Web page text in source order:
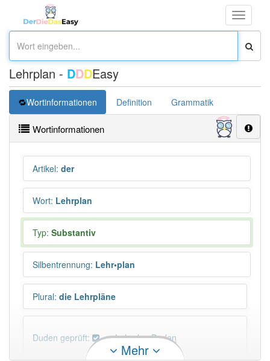
Toggle
Lehrplan - DDDEasy
Wortinformationen Definition Grammatik
Wortinformationen
Artikel: der
Wort: Lehrplan
Typ: Substantiv
Silbentrennung: Lehr•plan
Plural: die Lehrpläne
Duden geprüft: Lehrplan Duden
Mehr